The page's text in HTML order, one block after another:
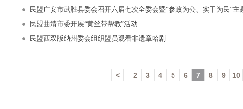
民盟广安市武胜县委会召开六届七次全委会暨“参政为公、实干为民”主
民盟曲靖市委开展“黄丝带帮教”活动
民盟西双版纳州委会组织盟员观看非遗章哈剧
< 2 3 4 5 6 7 8 9 10